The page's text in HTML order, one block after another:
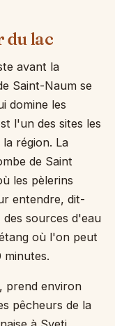
du lac
avant la
Saint-Naum se
domine les
l'un des sites les
région. La
de Saint
les pèlerins
entendre, dit-
sources d'eau
où l'on peut
prend environ
pêcheurs de la